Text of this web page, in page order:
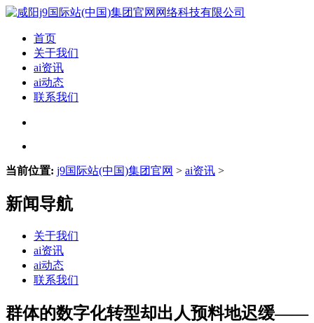
首页
关于我们
ai资讯
ai动态
联系我们
当前位置: j9国际站(中国)集团官网 > ai资讯 >
新闻导航
关于我们
ai资讯
ai动态
联系我们
群体的数字化转型却出人预料地迟缓——